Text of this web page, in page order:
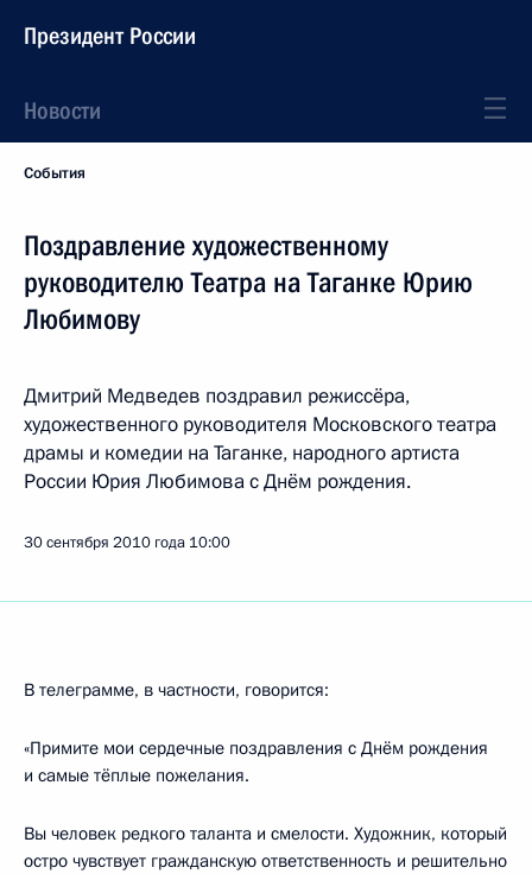
Президент России
Новости
События
Поздравление художественному
руководителю Театра на Таганке Юрию
Любимову
Дмитрий Медведев поздравил режиссёра,
художественного руководителя Московского театра
драмы и комедии на Таганке, народного артиста
России Юрия Любимова с Днём рождения.
30 сентября 2010 года 10:00
В телеграмме, в частности, говорится:
«Примите мои сердечные поздравления с Днём рождения
и самые тёплые пожелания.
Вы человек редкого таланта и смелости. Художник, который
остро чувствует гражданскую ответственность и решительно